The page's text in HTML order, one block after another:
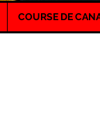
COURSE DE